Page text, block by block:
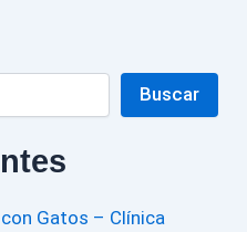
Buscar
Gatos – Clínica